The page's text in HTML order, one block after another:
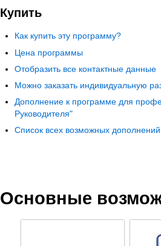
Купить
Как купить эту программу?
Цена программы
Отобразить все контактные данные
Можно заказать индивидуальную
Дополнение к программе для
Руководителя"
Список всех возможных дополнений
Основные